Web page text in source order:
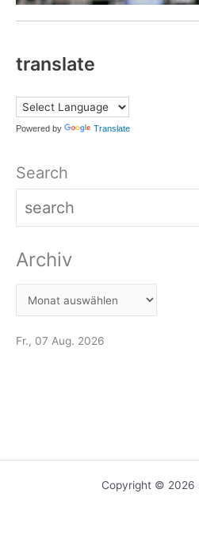
translate
Powered by Translate
Search
Archiv
Fr., 07 Aug. 2026
Copyright © 2026